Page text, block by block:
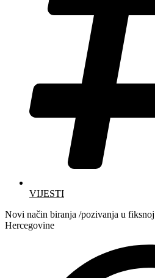
VIJESTI
Novi način biranja /pozivanja u
Hercegovine